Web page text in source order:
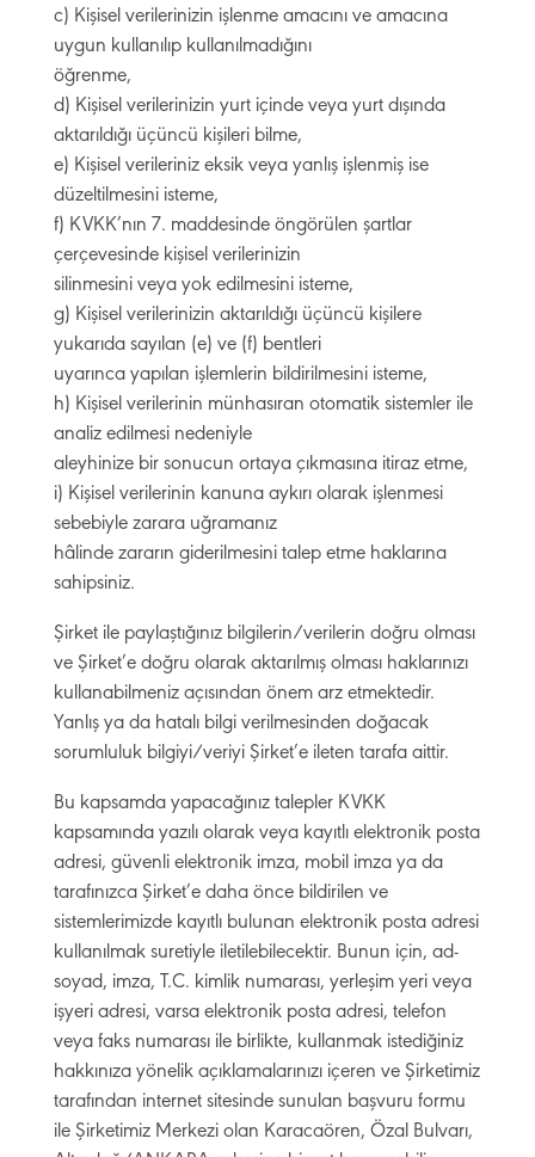
c) Kişisel verilerinizin işlenme amacını ve amacına
uygun kullanılıp kullanılmadığını
öğrenme,
d) Kişisel verilerinizin yurt içinde veya yurt dışında
aktarıldığı üçüncü kişileri bilme,
e) Kişisel verileriniz eksik veya yanlış işlenmiş ise
düzeltilmesini isteme,
f) KVKK’nın 7. maddesinde öngörülen şartlar
çerçevesinde kişisel verilerinizin
silinmesini veya yok edilmesini isteme,
g) Kişisel verilerinizin aktarıldığı üçüncü kişilere
yukarıda sayılan (e) ve (f) bentleri
uyarınca yapılan işlemlerin bildirilmesini isteme,
h) Kişisel verilerinin münhasıran otomatik sistemler ile
analiz edilmesi nedeniyle
aleyhinize bir sonucun ortaya çıkmasına itiraz etme,
i) Kişisel verilerinin kanuna aykırı olarak işlenmesi
sebebiyle zarara uğramanız
hâlinde zararın giderilmesini talep etme haklarına
sahipsiniz.
Şirket ile paylaştığınız bilgilerin/verilerin doğru olması
ve Şirket’e doğru olarak aktarılmış olması haklarınızı
kullanabilmeniz açısından önem arz etmektedir.
Yanlış ya da hatalı bilgi verilmesinden doğacak
sorumluluk bilgiyi/veriyi Şirket’e ileten tarafa aittir.
Bu kapsamda yapacağınız talepler KVKK
kapsamında yazılı olarak veya kayıtlı elektronik posta
adresi, güvenli elektronik imza, mobil imza ya da
tarafınızca Şirket’e daha önce bildirilen ve
sistemlerimizde kayıtlı bulunan elektronik posta adresi
kullanılmak suretiyle iletilebilecektir. Bunun için, ad-
soyad, imza, T.C. kimlik numarası, yerleşim yeri veya
işyeri adresi, varsa elektronik posta adresi, telefon
veya faks numarası ile birlikte, kullanmak istediğiniz
hakkınıza yönelik açıklamalarınızı içeren ve Şirketimiz
tarafından internet sitesinde sunulan başvuru formu
ile Şirketimiz Merkezi olan Karacaören, Özal Bulvarı,